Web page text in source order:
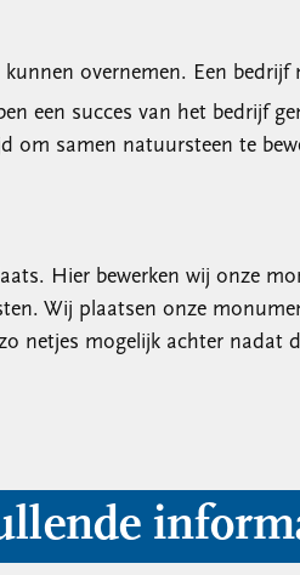
overnemen. Een bedrijf
een succes van het bedrijf
om samen natuursteen te
Hier bewerken wij onze
Wij plaatsen onze
netjes mogelijk achter